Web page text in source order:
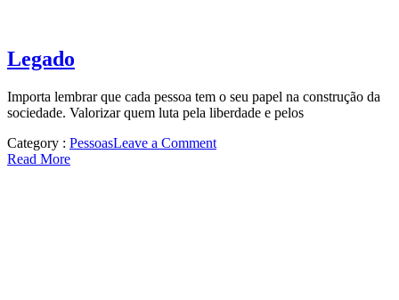
Legado
Importa lembrar que cada pessoa tem o seu papel na construção da
sociedade. Valorizar quem luta pela liberdade e pelos
Category : PessoasLeave a Commenton
Read More